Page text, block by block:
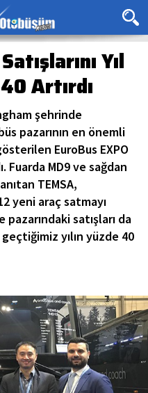
Yıl
Artırdı
şehrinde
pazarının en önemli
EuroBus EXPO
Fuarda MD9 ve sağdan
TEMSA,
yeni araç satmayı
pazarındaki satışları da
yılın yüzde 40